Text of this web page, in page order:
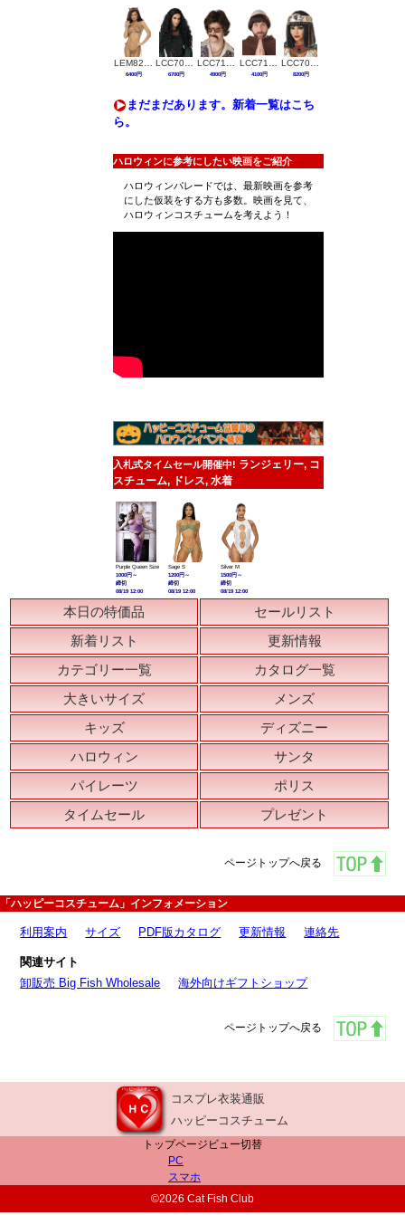
6400円 6700円 4900円 4100円
LCC7023-105
8200円
まだまだあります。新着一覧はこち
ら。
ハロウィンに参考にしたい映画をご紹介
ハロウィンパレードでは、最新映画を参考
にした仮装をする方も多数。映画を見て、
ハロウィンコスチュームを考えよう！
入札式タイムセール開催中! ランジェリー, コ
スチューム, ドレス, 水着
Purple Queen Size
1000円～
締切
08/19 12:00
Sage S
1200円～
締切
08/19 12:00
Silver M
1500円～
締切
08/19 12:00
本日の特価品
セールリスト
新着リスト
更新情報
カテゴリー一覧
カタログ一覧
大きいサイズ
メンズ
キッズ
ディズニー
ハロウィン
サンタ
パイレーツ
ポリス
タイムセール
プレゼント
ページトップへ戻る
「ハッピーコスチューム」インフォメーション
利用案内 サイズ PDF版カタログ 更新情報 連絡先
関連サイト
卸販売 Big Fish Wholesale
海外向けギフトショップ
ページトップへ戻る
コスプレ衣装通販
ハッピーコスチューム
トップページビュー切替
PC
スマホ
©2026 Cat Fish Club